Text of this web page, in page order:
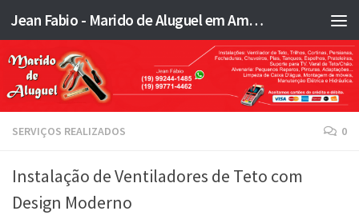
Skip to content Jean Fabio - Marido de Aluguel em Americana SP e região - JFMA
SERVIÇOS REALIZADOS 0
Instalação de Ventiladores de Teto com
Design Moderno